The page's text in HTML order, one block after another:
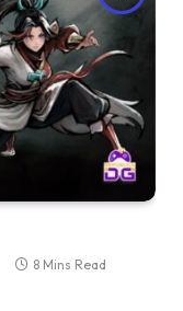
8 Mins Read